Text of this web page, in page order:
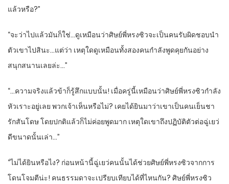
แล้วหรือ?”
“จะว่าไปแล้วมันก็ใช่…ดูเหมือนว่าศิษย์พี่หรงซิวจะเป็นคนรับผิดชอบนำ
ตัวเขาไปสินะ…แต่ว่า เหตุใดดูเหมือนทั้งสองคนกำลังพูดคุยกันอย่าง
สนุกสนานเลยล่ะ…”
“…ความจริงแล้วข้าก็รู้สึกแบบนั้น! เมื่อครู่นี้เหมือนว่าศิษย์พี่หรงซิวกำลัง
หัวเราะอยู่เลย พวกเจ้าเห็นหรือไม่? เคยได้ยินมาว่าเขาเป็นคนเย็นชา
รักสันโดษ โดยปกติแล้วก็ไม่ค่อยพูดมาก เหตุใดเขาถึงปฏิบัติตัวต่อฉู่เยว่
ดีขนาดนั้นเล่า…”
“ไม่ได้ยินหรือไง? ก่อนหน้านี้ฉู่เยว่คนนั้นได้ช่วยศิษย์พี่หรงซิวจากการ
โดนโจมตีน่ะ! คนธรรมดาจะเปรียบเทียบได้ที่ไหนกัน? ศิษย์พี่หรงซิว